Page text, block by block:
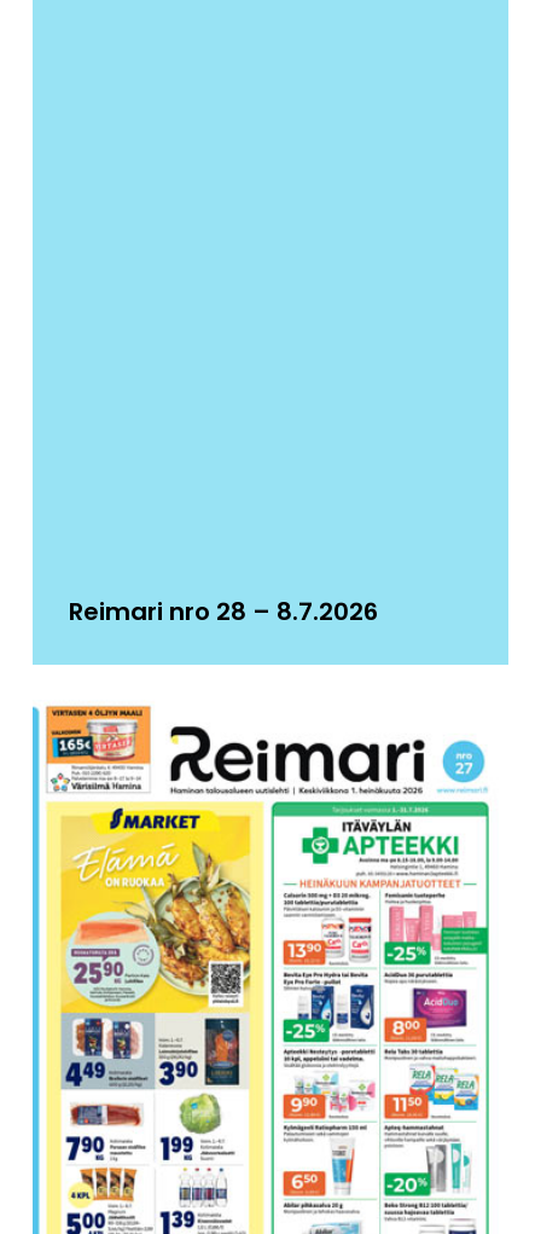
Reimari nro 28 – 8.7.2026